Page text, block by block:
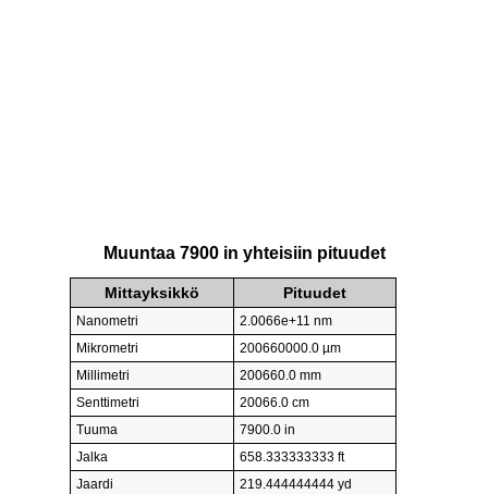
Muuntaa 7900 in yhteisiin pituudet
Mittayksikkö Pituudet
Nanometri
2.0066e+11 nm
Mikrometri
200660000.0 µm
Millimetri
200660.0 mm
Senttimetri
20066.0 cm
Tuuma
7900.0 in
Jalka
658.333333333 ft
Jaardi
219.444444444 yd